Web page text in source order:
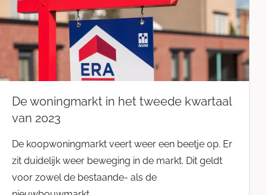
De woningmarkt in het tweede kwartaal
van 2023
De koopwoningmarkt veert weer een beetje op. Er
zit duidelijk weer beweging in de markt. Dit geldt
voor zowel de bestaande- als de